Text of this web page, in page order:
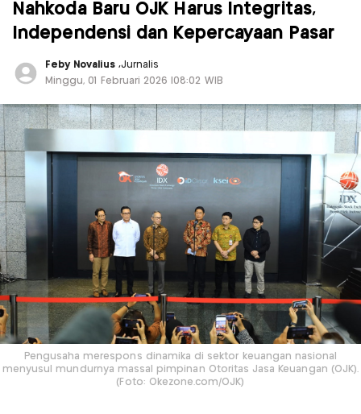
Nahkoda Baru OJK Harus Integritas,
Independensi dan Kepercayaan Pasar
Feby Novalius ,Jurnalis
Minggu, 01 Februari 2026 |08:02 WIB
Pengusaha merespons dinamika di sektor keuangan nasional
menyusul mundurnya massal pimpinan Otoritas Jasa Keuangan (OJK).
(Foto: Okezone.com/OJK)